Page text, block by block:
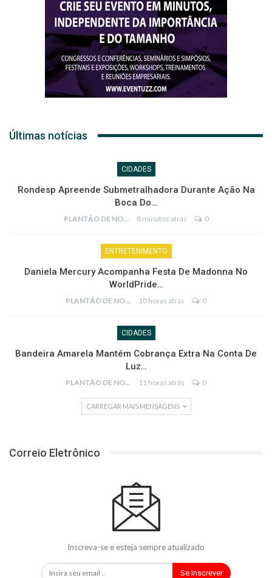
Últimas notícias
CIDADES
Rondesp Apreende Submetralhadora Durante Ação Na
Boca Do…
PLANTÃO DE NOTÍCIAS 8 minutos atrás 0
ENTRETENIMENTO
Daniela Mercury Acompanha Festa De Madonna No
WorldPride…
PLANTÃO DE NOTÍCIAS 10 horas atrás 0
CIDADES
Bandeira Amarela Mantém Cobrança Extra Na Conta De
Luz…
PLANTÃO DE NOTÍCIAS 11 horas atrás 0
CARREGAR MAIS MENSAGENS
Correio Eletrônico
Inscreva-se e esteja sempre atualizado
Se Inscrever